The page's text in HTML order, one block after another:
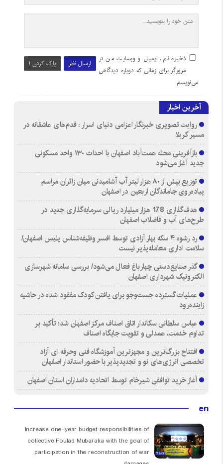
ارسال نظر پاک کردن !
ذخیره نام، ایمیل و وبسایت من در
مرورگر برای زمانی که دوباره دیدگاهی
می‌نویسم.
آخرین اخبار
روایت تصویری خبرنگار اعزامی دنیای اسرار : قدم‌های عاشقانه در
مسیر کربلا
بازآفرینی محله همت‌آباد اصفهان با احداث ۱۳۰ واحد مسکونی
جدید آغاز می‌شود
توزیع بیش از ۸۰ هزار لیتر آب آشامیدنی میان زائران مراسم
پیاده‌روی جاماندگان اربعین در اصفهان
هدف‌گذاری 178 هزار میلیارد ریالی سرمایه‌گذاری جدید در
طرح‌های آب و فاضلاب اصفهان
رد رشوه ۴ سکه بهار آزادی توسط افسر وظیفه‌شناس پلیس اصفهان/
سلامت اداری معامله‌پذیر نیست
گذر صنایع‌دستی چهارباغ فعال می‌شود/ بررسی سامانه شهرسازی
الکترونیک شهرداری اصفهان
عملیات گسترده جست‌وجو برای یافتن کودک مفقود شده در حاشیه
زاینده‌رود
عباس سلطانی سکاندار اتاق اصناف مرکز اصفهان شد؛ تأکید بر
تداوم خدمت، همدلی و تقویت جایگاه اصناف
افتتاح بزرگ‌ترین و مجهزترین آموزشگاه فنی وحرفه ای آزاد
تخصصی انرژی‌های نو و تجدیدپذیر با حضور استاندار اصفهان
آغاز خرید توافقی شیرخام توسط اتحادیه دامداران استان اصفهان
en
Increase one-year budget responsibilities of
collective Foulad Mubaraka with the goal of
participation in the reconstruction of war